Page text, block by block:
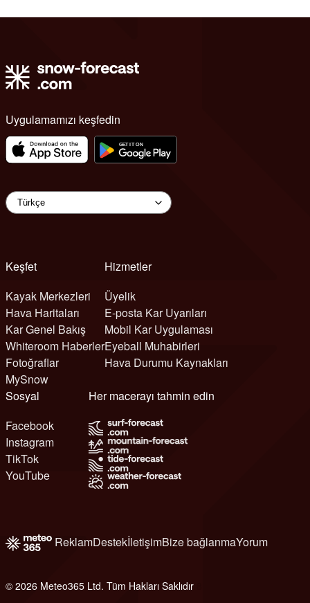
Uygulamamızı keşfedin
Keşfet
Kayak Merkezleri
Hava Haritaları
Kar Genel Bakış
Whiteroom Haberler
Fotoğraflar
MySnow
Hizmetler
Üyelik
E-posta Kar Uyarıları
Mobil Kar Uygulaması
Eyeball Muhabirleri
Hava Durumu Kaynakları
Sosyal
Facebook
Instagram
TikTok
YouTube
Her macerayı tahmin edin
ReklamDestekİletişimBize bağlanmaYorum
© 2026 Meteo365 Ltd. Tüm Hakları Saklıdır